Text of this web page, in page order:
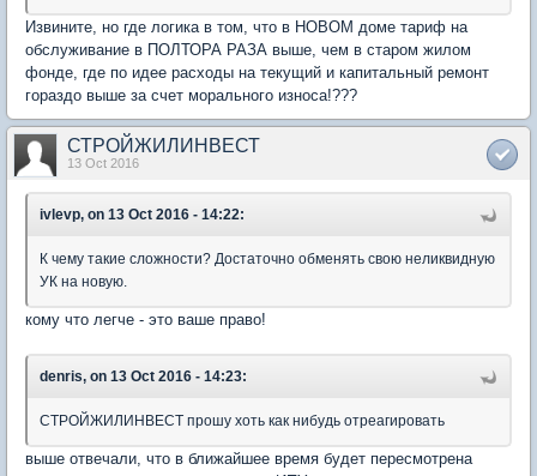
Извините, но где логика в том, что в НОВОМ доме тариф на
обслуживание в ПОЛТОРА РАЗА выше, чем в старом жилом
фонде, где по идее расходы на текущий и капитальный ремонт
гораздо выше за счет морального износа!???
СТРОЙЖИЛИНВЕСТ
13 Oct 2016
ivlevp, on 13 Oct 2016 - 14:22:
К чему такие сложности? Достаточно обменять свою неликвидную
УК на новую.
кому что легче - это ваше право!
denris, on 13 Oct 2016 - 14:23:
СТРОЙЖИЛИНВЕСТ прошу хоть как нибудь отреагировать
выше отвечали, что в ближайшее время будет пересмотрена